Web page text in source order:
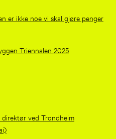
er ikke noe vi skal gjøre penger
Triennalen 2025
ved Trondheim